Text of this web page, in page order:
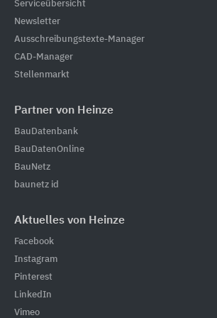
Serviceübersicht
Newsletter
Ausschreibungstexte-Manager
CAD-Manager
Stellenmarkt
Partner von Heinze
BauDatenbank
BauDatenOnline
BauNetz
baunetz id
Aktuelles von Heinze
Facebook
Instagram
Pinterest
LinkedIn
Vimeo